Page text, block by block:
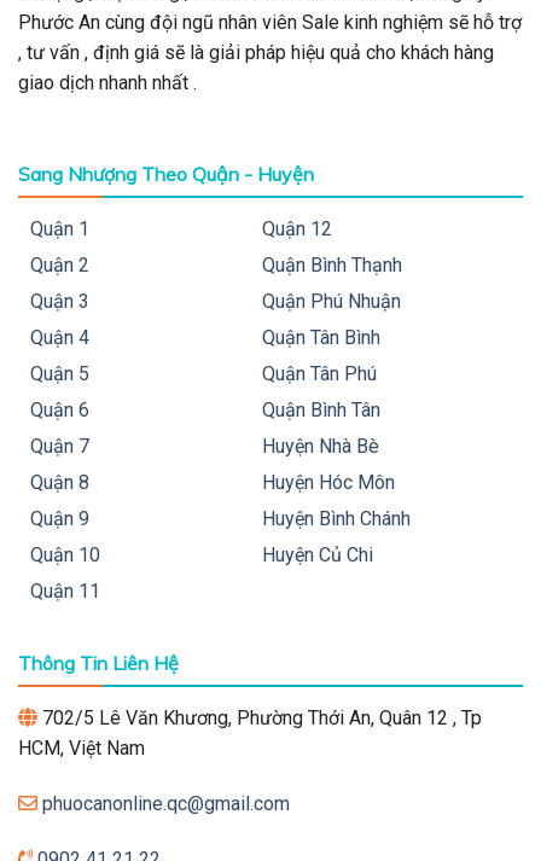
Phước An cùng đội ngũ nhân viên Sale kinh nghiệm sẽ hỗ trợ
, tư vấn , định giá sẽ là giải pháp hiệu quả cho khách hàng
giao dịch nhanh nhất .
Sang Nhượng Theo Quận - Huyện
Quận 1
Quận 2
Quận 3
Quận 4
Quận 5
Quận 6
Quận 7
Quận 8
Quận 9
Quận 10
Quận 11
Quận 12
Quận Bình Thạnh
Quận Phú Nhuận
Quận Tân Bình
Quận Tân Phú
Quận Bình Tân
Huyện Nhà Bè
Huyện Hóc Môn
Huyện Bình Chánh
Huyện Củ Chi
Thông Tin Liên Hệ
702/5 Lê Văn Khương, Phường Thới An, Quân 12 , Tp
HCM, Việt Nam
phuocanonline.qc@gmail.com